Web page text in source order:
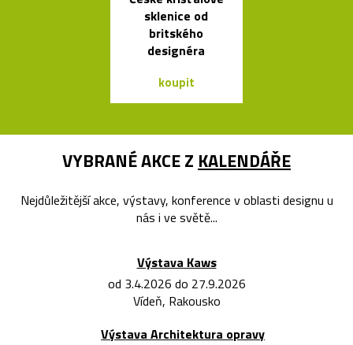
sklenice od
britského
designéra
koupit
VYBRANÉ AKCE Z KALENDÁŘE
Nejdůležitější akce, výstavy, konference v oblasti designu u
nás i ve světě...
Výstava Kaws
od 3.4.2026 do 27.9.2026
Vídeň, Rakousko
Výstava Architektura opravy